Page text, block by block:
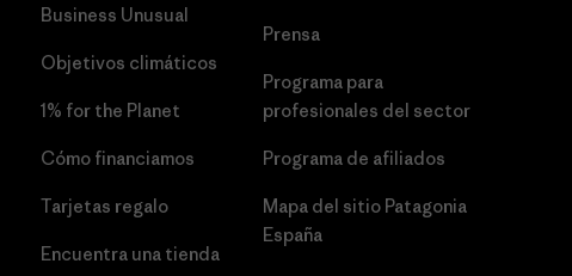
Business Unusual
Objetivos climáticos
1% for the Planet
Cómo financiamos
Tarjetas regalo
Encuentra una tienda
Prensa
Programa para
profesionales del sector
Programa de afiliados
Mapa del sitio Patagonia
España